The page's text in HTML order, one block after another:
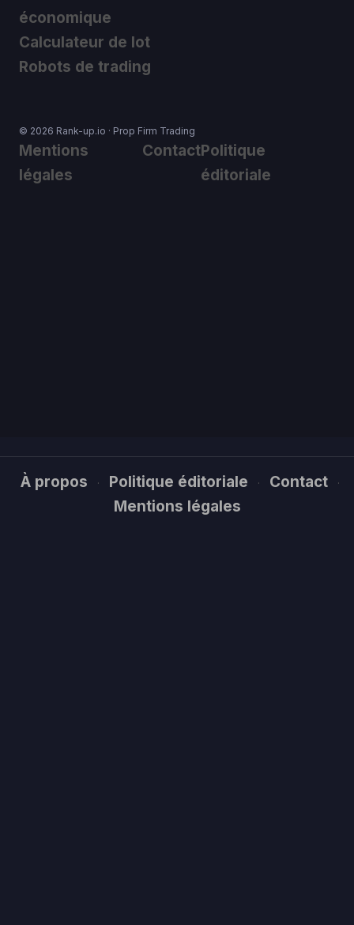
économique
Calculateur de lot
Robots de trading
© 2026 Rank-up.io · Prop Firm Trading
Mentions
légales
ContactPolitique
éditoriale
À propos · Politique éditoriale · Contact ·
Mentions légales